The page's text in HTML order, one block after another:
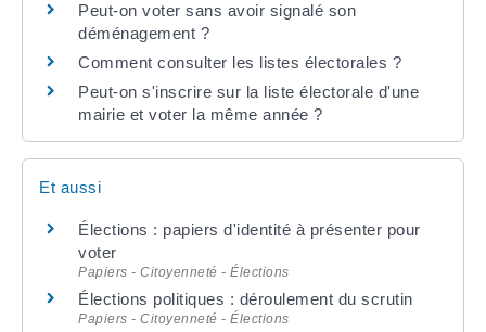
Peut-on voter sans avoir signalé son
déménagement ?
Comment consulter les listes électorales ?
Peut-on s'inscrire sur la liste électorale d'une
mairie et voter la même année ?
Et aussi
Élections : papiers d'identité à présenter pour
voter
Papiers - Citoyenneté - Élections
Élections politiques : déroulement du scrutin
Papiers - Citoyenneté - Élections